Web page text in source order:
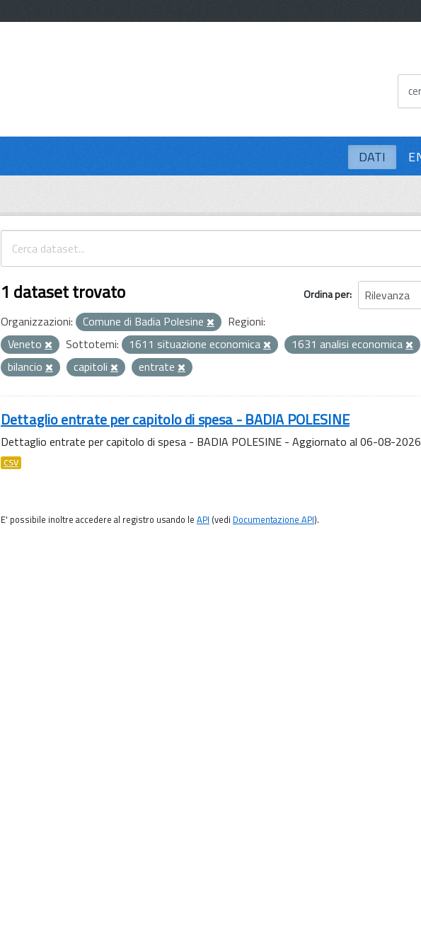
DATI
Ordina per
1 dataset trovato
Organizzazioni: Comune di Badia Polesine
Regioni:
Veneto
Sottotemi: 1611 situazione economica 1631 analisi economica
bilancio
capitoli entrate
Dettaglio entrate per capitolo di spesa - BADIA POLESINE
Dettaglio entrate per capitolo di spesa - BADIA POLESINE - Aggiornato al 06-08-2026
CSV
E' possibile inoltre accedere al registro usando le API (vedi Documentazione API).